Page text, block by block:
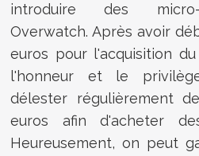
introduire des micro-
Overwatch. Après avoir
euros pour l'acquisition
l'honneur et le
délester régulièrement
euros afin d'acheter
Heureusement, on peut